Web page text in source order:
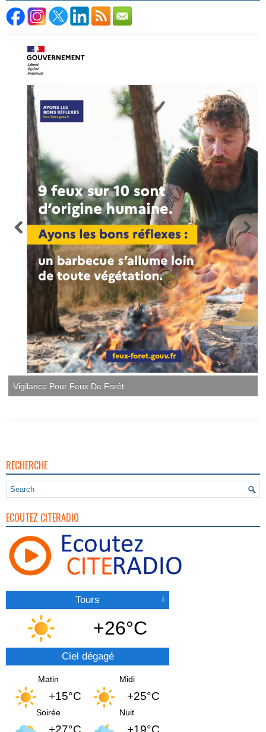
Vigilance Pour Feux De Forêt
RECHERCHE
ECOUTEZ CITERADIO
Tours
+26°C
Ciel dégagé
Matin
+15°C
Midi
+25°C
Soirée
+27°C
Nuit
+19°C